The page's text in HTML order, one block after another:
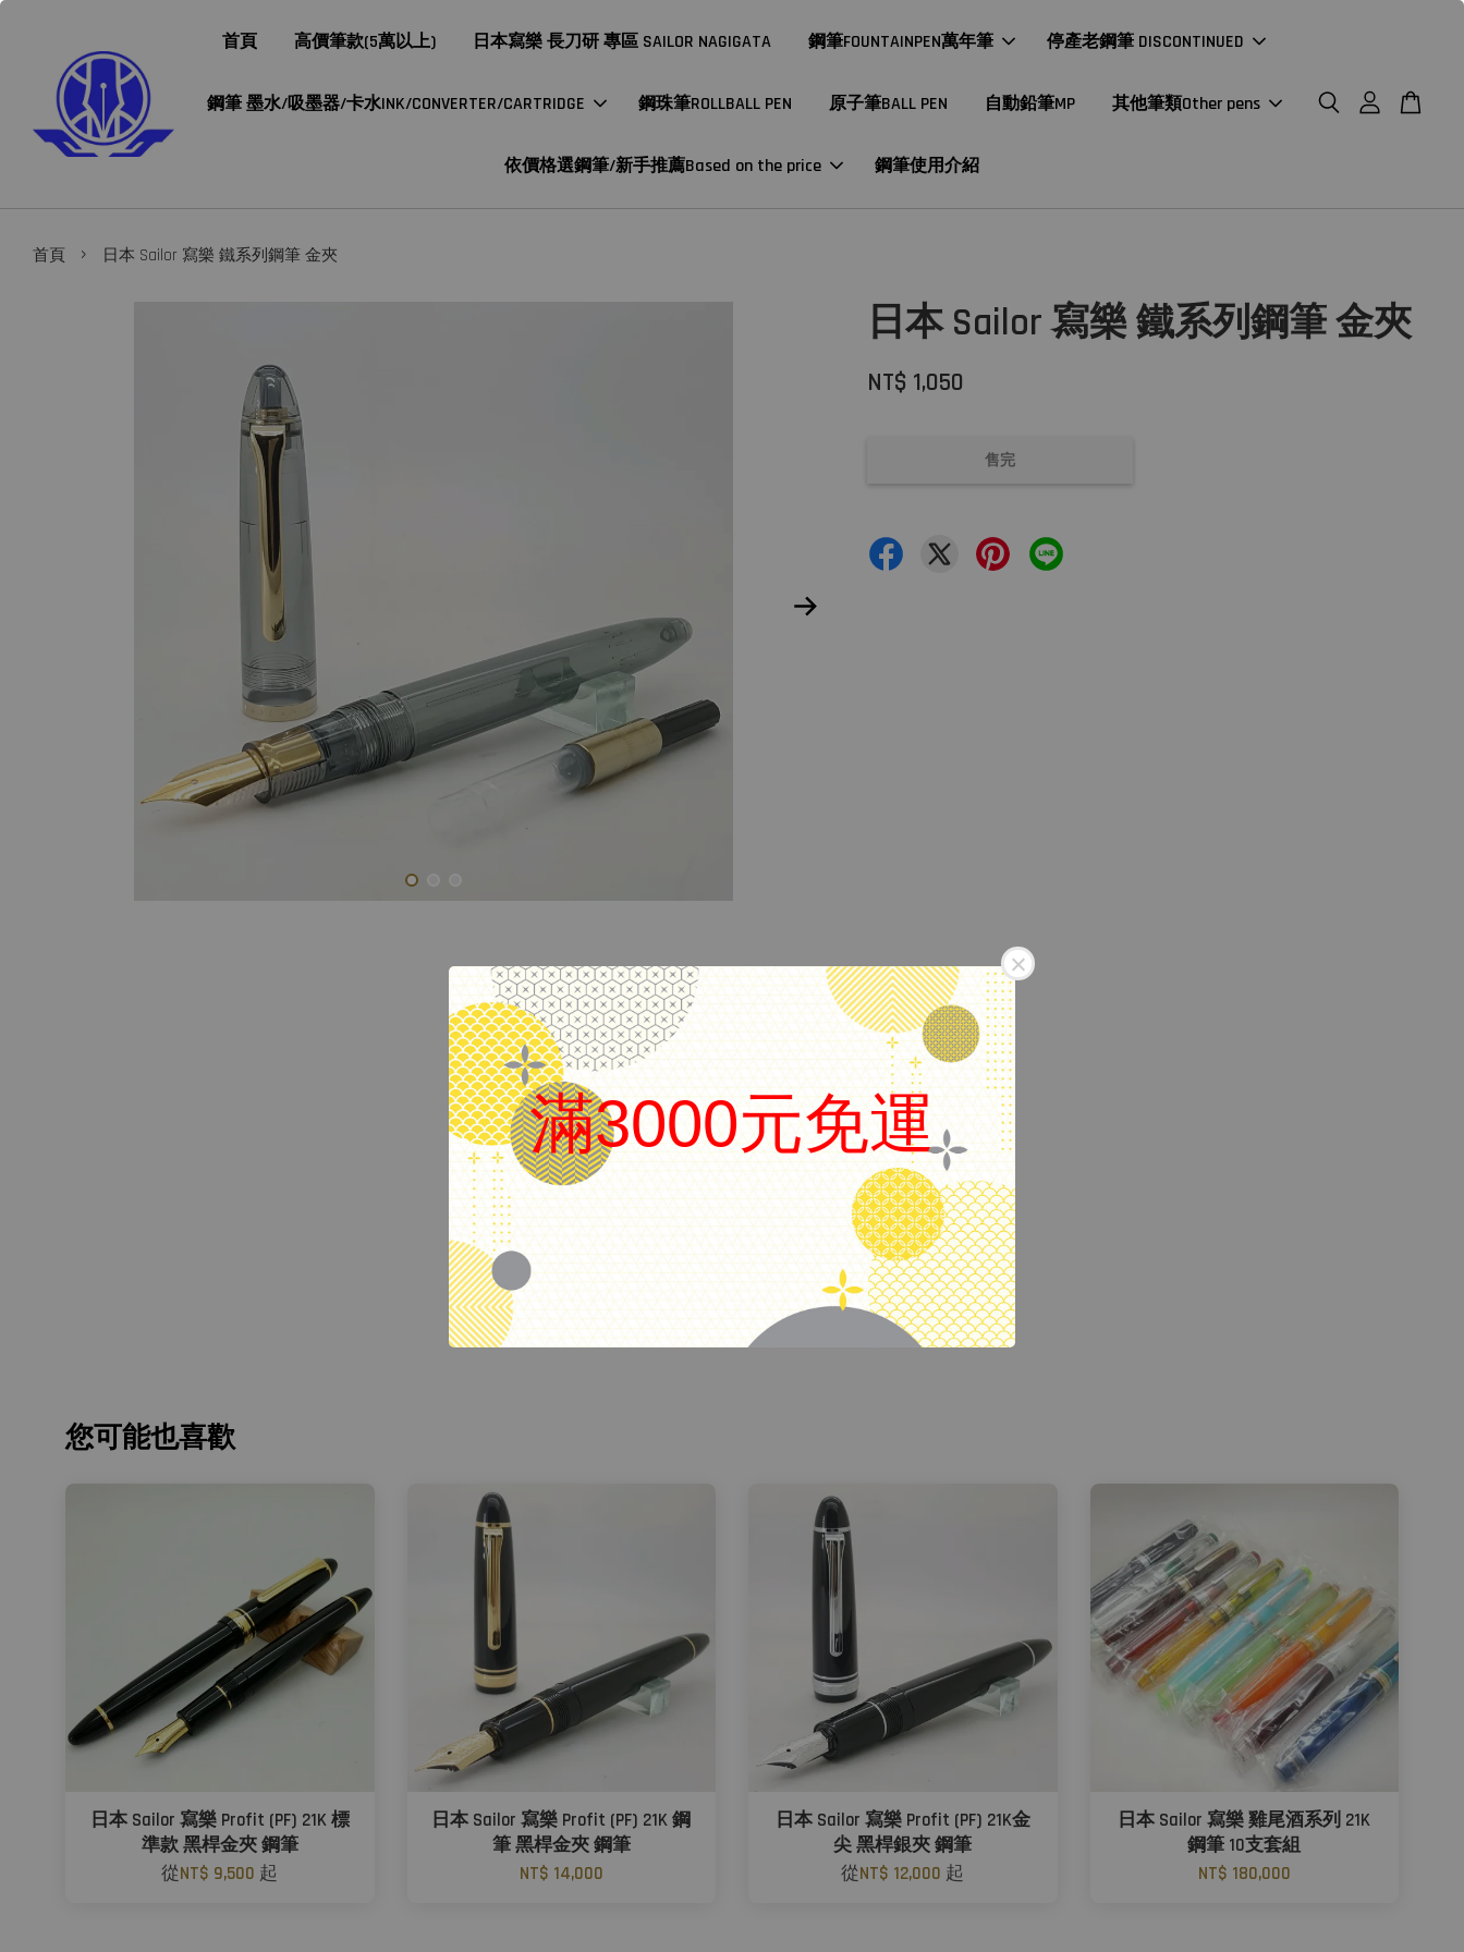
滿3000元免運
.
首頁 高價筆款(5萬以上) 日本寫樂 長刀研 專區 SAILOR NAGIGATA 鋼筆FOUNTAINPEN萬年筆 停產老鋼筆 DISCONTINUED
鋼筆 墨水/吸墨器/卡水INK/CONVERTER/CARTRIDGE 鋼珠筆ROLLBALL PEN 原子筆BALL PEN 自動鉛筆MP 其他筆類Other pens
依價格選鋼筆/新手推薦Based on the price 鋼筆使用介紹
首頁 › 日本 Sailor 寫樂 鐵系列鋼筆 金夾
日本 Sailor 寫樂 鐵系列鋼筆 金夾
NT$ 1,050
售完
日本 Sailor 寫樂
品名
鐵系列鋼筆
筆尖
MF尖
上墨方式
吸卡兩用
備註
附吸墨器、卡水、盒子
您可能也喜歡
日本 Sailor 寫樂 Profit (PF) 21K 標
準款 黑桿金夾 鋼筆
從NT$ 9,500 起
日本 Sailor 寫樂 Profit (PF) 21K 鋼
筆 黑桿金夾 鋼筆
NT$ 14,000
日本 Sailor 寫樂 Profit (PF) 21K金
尖 黑桿銀夾 鋼筆
從NT$ 12,000 起
日本 Sailor 寫樂 雞尾酒系列 21K
鋼筆 10支套組
NT$ 180,000